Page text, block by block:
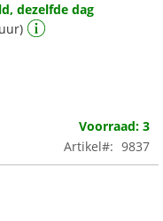
dezelfde dag
Voorraad: 3
Artikel
9837